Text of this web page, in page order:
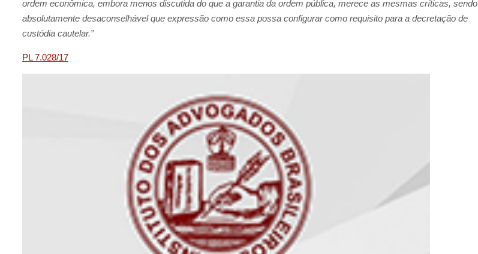
ordem econômica, embora menos discutida do que a garantia da ordem pública, merece as mesmas críticas, sendo
absolutamente desaconselhável que expressão como essa possa configurar como requisito para a decretação de
custódia cautelar.”
PL 7.028/17